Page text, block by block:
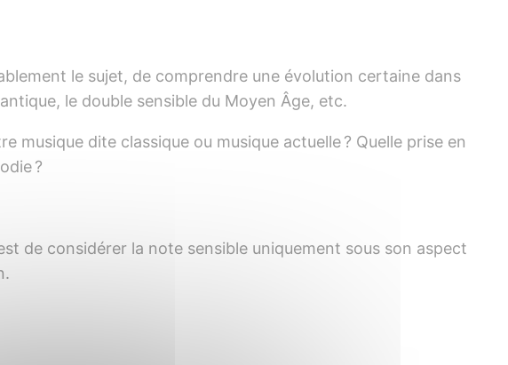
le sujet, de comprendre une évolution certaine dans
le double sensible du Moyen Âge, etc.
musique dite classique ou musique actuelle ? Quelle prise en
?
de considérer la note sensible uniquement sous son aspect